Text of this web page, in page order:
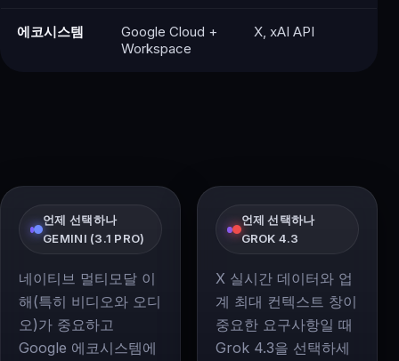
에코시스템
Google Cloud +
Workspace
X, xAI API
언제 선택하나
GEMINI (3.1 PRO)
네이티브 멀티모달 이
해(특히 비디오와 오디
오)가 중요하고
Google 에코시스템에
언제 선택하나
GROK 4.3
X 실시간 데이터와 업
계 최대 컨텍스트 창이
중요한 요구사항일 때
Grok 4.3을 선택하세